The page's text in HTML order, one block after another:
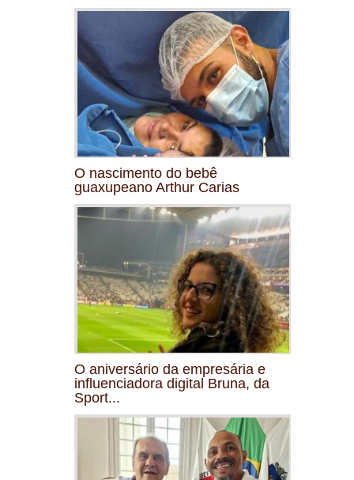
O nascimento do bebê
guaxupeano Arthur Carias
O aniversário da empresária e
influenciadora digital Bruna, da
Sport...